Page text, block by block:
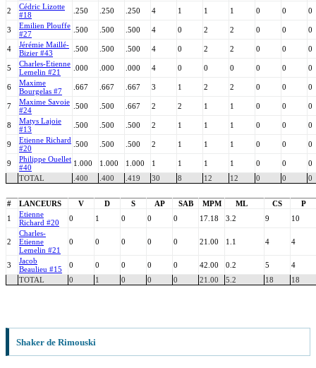
2
Cédric Lizotte
#18
.250 .250 .250 4 1 1 1 0 0 0
3
Emilien Plouffe
#27
.500 .500 .500 4 0 2 2 0 0 0
4
Jérémie Maillé-
Bizier #43
.500 .500 .500 4 0 2 2 0 0 0
5
Charles-Etienne
Lemelin #21
.000 .000 .000 4 0 0 0 0 0 0
6
Maxime
Bourgelas #7
.667 .667 .667 3 1 2 2 0 0 0
7
Maxime Savoie
#24
.500 .500 .667 2 2 1 1 0 0 0
8
Matys Lajoie
#13
.500 .500 .500 2 1 1 1 0 0 0
9
Etienne Richard
#20
.500 .500 .500 2 1 1 1 0 0 0
9
Philippe Ouellet
#40
1.000 1.000 1.000 1 1 1 1 0 0
0
TOTAL
.400 .400 .419 30 8 12 12 0 0 0
# LANCEURS V D S AP SAB MPM ML CS
P
1
Etienne
Richard #20
0 1 0 0 0 17.18 3.2 9 10
2
Charles-
Etienne
Lemelin #21
0 0 0 0 0 21.00 1.1 4 4
3
Jacob
Beaulieu #15
0 0 0 0 0 42.00 0.2 5
4
TOTAL
0 1 0 0 0 21.00 5.2 18 18
Shaker de Rimouski